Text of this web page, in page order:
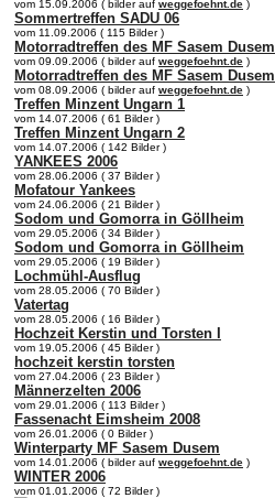
vom 15.09.2006 ( bilder auf weggefoehnt.de )
Sommertreffen SADU 06
vom 11.09.2006 ( 115 Bilder )
Motorradtreffen des MF Sasem Dusem
vom 09.09.2006 ( bilder auf weggefoehnt.de )
Motorradtreffen des MF Sasem Dusem
vom 08.09.2006 ( bilder auf weggefoehnt.de )
Treffen Minzent Ungarn 1
vom 14.07.2006 ( 61 Bilder )
Treffen Minzent Ungarn 2
vom 14.07.2006 ( 142 Bilder )
YANKEES 2006
vom 28.06.2006 ( 37 Bilder )
Mofatour Yankees
vom 24.06.2006 ( 21 Bilder )
Sodom und Gomorra in Göllheim
vom 29.05.2006 ( 34 Bilder )
Sodom und Gomorra in Göllheim
vom 29.05.2006 ( 19 Bilder )
Lochmühl-Ausflug
vom 28.05.2006 ( 70 Bilder )
Vatertag
vom 28.05.2006 ( 16 Bilder )
Hochzeit Kerstin und Torsten I
vom 19.05.2006 ( 45 Bilder )
hochzeit kerstin torsten
vom 27.04.2006 ( 23 Bilder )
Männerzelten 2006
vom 29.01.2006 ( 113 Bilder )
Fassenacht Eimsheim 2008
vom 26.01.2006 ( 0 Bilder )
Winterparty MF Sasem Dusem
vom 14.01.2006 ( bilder auf weggefoehnt.de )
WINTER 2006
vom 01.01.2006 ( 72 Bilder )